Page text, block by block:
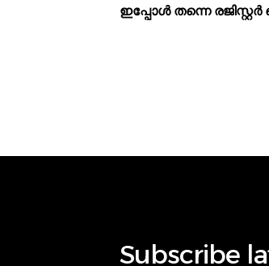
ഇപ്പോൾ തന്നെ
Subscribe